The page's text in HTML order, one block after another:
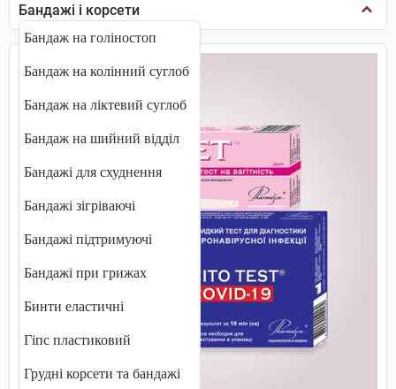
Бандажі і корсети
Бандаж на голіностоп
Бандаж на колінний суглоб
Бандаж на ліктевий суглоб
Бандаж на шийний відділ
Бандажі для схуднення
Бандажі зігріваючі
Бандажі підтримуючі
Бандажі при грижах
Бинти еластичні
Гіпс пластиковий
Грудні корсети та бандажі